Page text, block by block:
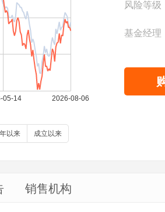
以来 成立以来
风险等级
基金经理
销售机构